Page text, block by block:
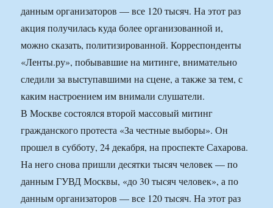
данным организаторов — все 120 тысяч. На этот раз
акция получилась куда более организованной и,
можно сказать, политизированной. Корреспонденты
«Ленты.ру», побывавшие на митинге, внимательно
следили за выступавшими на сцене, а также за тем, с
каким настроением им внимали слушатели.
В Москве состоялся второй массовый митинг
гражданского протеста «За честные выборы». Он
прошел в субботу, 24 декабря, на проспекте Сахарова.
На него снова пришли десятки тысяч человек — по
данным ГУВД Москвы, «до 30 тысяч человек», а по
данным организаторов — все 120 тысяч. На этот раз